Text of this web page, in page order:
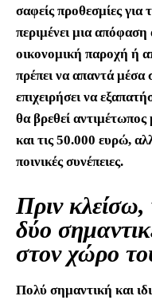
σαφείς προθεσμίες για
περιμένει μια
οικονομική παροχή ή
πρέπει να απαντά μέσα
επιχειρήσει να
θα βρεθεί
και τις 50.000 ευρώ,
ποινικές συνέπειες.
Πριν
δύο
στον χώρο
Πολύ σημαντική και